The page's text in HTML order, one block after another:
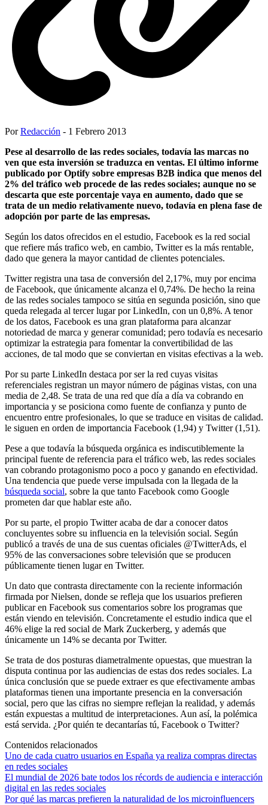
PorRedacción - 1 Febrero 2013
Pese al desarrollo de las redes sociales, todavía las marcas no
ven que esta inversión se traduzca en ventas. El último informe
publicado por Optify sobre empresas B2B indica que menos del
2% del tráfico web procede de las redes sociales; aunque no se
descarta que este porcentaje vaya en aumento, dado que se
trata de un medio relativamente nuevo, todavía en plena fase de
adopción por parte de las empresas.
Según los datos ofrecidos en el estudio, Facebook es la red social
que refiere más trafico web, en cambio, Twitter es la más rentable,
dado que genera la mayor cantidad de clientes potenciales.
Twitter registra una tasa de conversión del 2,17%, muy por encima
de Facebook, que únicamente alcanza el 0,74%. De hecho la reina
de las redes sociales tampoco se sitúa en segunda posición, sino que
queda relegada al tercer lugar por LinkedIn, con un 0,8%. A tenor
de los datos, Facebook es una gran plataforma para alcanzar
notoriedad de marca y generar comunidad; pero todavía es necesario
optimizar la estrategia para fomentar la convertibilidad de las
acciones, de tal modo que se conviertan en visitas efectivas a la web.
Por su parte LinkedIn destaca por ser la red cuyas visitas
referenciales registran un mayor número de páginas vistas, con una
media de 2,48. Se trata de una red que día a día va cobrando en
importancia y se posiciona como fuente de confianza y punto de
encuentro entre profesionales, lo que se traduce en visitas de calidad.
le siguen en orden de importancia Facebook (1,94) y Twitter (1,51).
Pese a que todavía la búsqueda orgánica es indiscutiblemente la
principal fuente de referencia para el tráfico web, las redes sociales
van cobrando protagonismo poco a poco y ganando en efectividad.
Una tendencia que puede verse impulsada con la llegada de la
búsqueda social, sobre la que tanto Facebook como Google
prometen dar que hablar este año.
Por su parte, el propio Twitter acaba de dar a conocer datos
concluyentes sobre su influencia en la televisión social. Según
publicó a través de una de sus cuentas oficiales @TwitterAds, el
95% de las conversaciones sobre televisión que se producen
públicamente tienen lugar en Twitter.
Un dato que contrasta directamente con la reciente información
firmada por Nielsen, donde se refleja que los usuarios prefieren
publicar en Facebook sus comentarios sobre los programas que
están viendo en televisión. Concretamente el estudio indica que el
46% elige la red social de Mark Zuckerberg, y además que
únicamente un 14% se decanta por Twitter.
Se trata de dos posturas diametralmente opuestas, que muestran la
disputa continua por las audiencias de estas dos redes sociales. La
única conclusión que se puede extraer es que efectivamente ambas
plataformas tienen una importante presencia en la conversación
social, pero que las cifras no siempre reflejan la realidad, y además
están expuestas a multitud de interpretaciones. Aun así, la polémica
está servida. ¿Por quién te decantarías tú, Facebook o Twitter?
Contenidos relacionados
Uno de cada cuatro usuarios en España ya realiza compras directas
en redes sociales
El mundial de 2026 bate todos los récords de audiencia e interacción
digital en las redes sociales
Por qué las marcas prefieren la naturalidad de los microinfluencers